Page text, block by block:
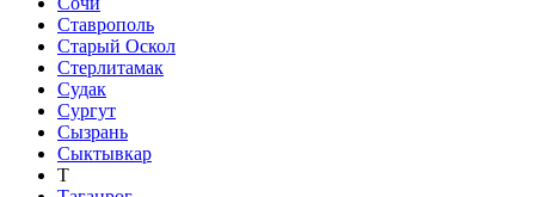
Ставрополь
Старый Оскол
Стерлитамак
Судак
Сургут
Сызрань
Сыктывкар
Т